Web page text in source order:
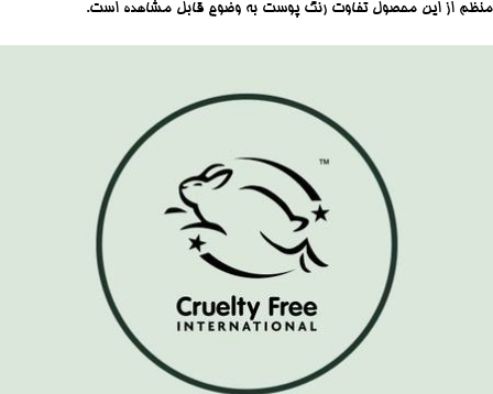
منظم از این محصول تفاوت رنگ پوست به وضوح قابل مشاهده است.